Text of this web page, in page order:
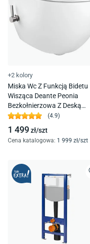
+2 kolory
Miska Wc Z Funkcją Bidetu
Wisząca Deante Peonia
Bezkołnierzowa Z Deską
Wolnoopadającą Duroplast
Cbp_6Wpw
(4.9)
1 499zł/szt
Cena katalogowa: 1 999 zł/szt